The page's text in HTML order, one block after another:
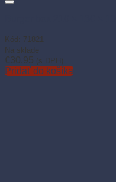
Kód: 71821
Na sklade
€30.95 (s DPH)
Pridať do košíka